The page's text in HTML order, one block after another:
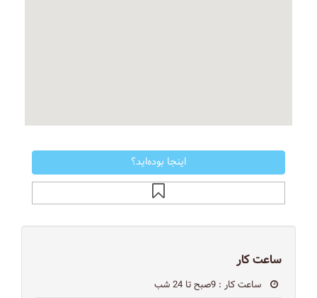
اینجا بوده‌اید؟
ساعت کار
ساعت کار : 9صبح تا 24 شب